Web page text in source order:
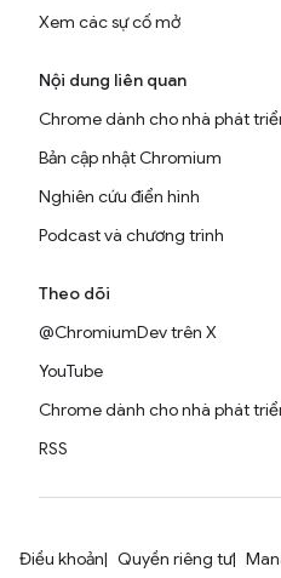
Xem các sự cố mở
Nội dung liên quan
Chrome dành cho nhà phát
Bản cập nhật Chromium
Nghiên cứu điển hình
Podcast và chương trình
Theo dõi
@ChromiumDev trên X
YouTube
Chrome dành cho nhà phát
RSS
Điều khoản Quyền riêng tư